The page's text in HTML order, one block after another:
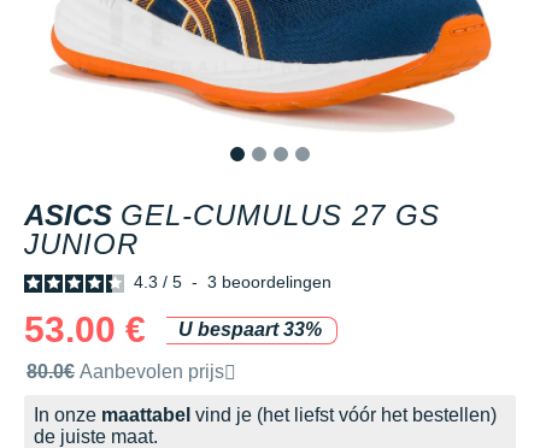
ASICS GEL-CUMULUS 27 GS
JUNIOR
4.3 / 5 - 3 beoordelingen
53.00 €
U bespaart 33%
Door het merk aanbevolen verkoopprijs
80.0€ Aanbevolen prijs
In onze maattabel vind je (het liefst vóór het bestellen)
de juiste maat.